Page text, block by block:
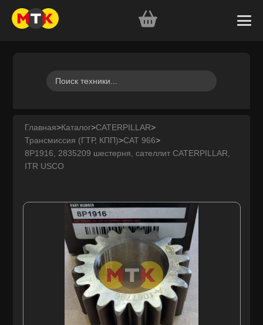
Главная>Каталог>CATERPILLAR>
Трансмиссия (ГТР, КПП)>CAT 966>
8P1916, 2835209 шестерня, сателлит CATERPILLAR,
ITR USCO